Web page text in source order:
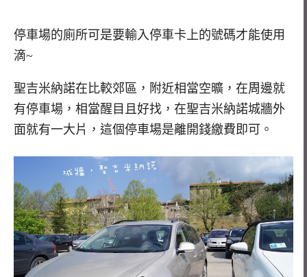
停車場的廁所可是要輸入停車卡上的號碼才能使用
滴~
聖吉米納諾在比較郊區，附近相當空曠，在周邊就
有停車場，相當醒目且好找，在聖吉米納諾城牆外
面就有一大片，這個停車場是離開錢繳費即可。